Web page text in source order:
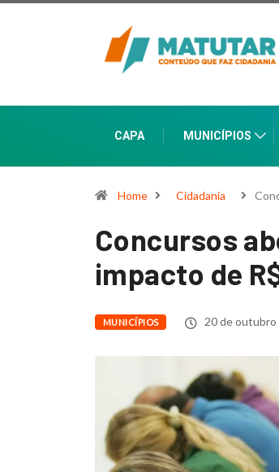
CAPA MUNICÍPIOS
Home Cidadania
Concursos
impacto de
MUNICÍPIOS 20 de outubro